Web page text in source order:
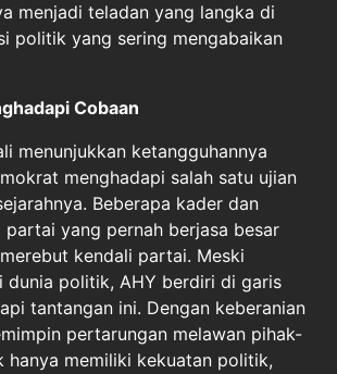
menjadi teladan yang langka di
politik yang sering mengabaikan
Cobaan
menunjukkan ketangguhannya
menghadapi salah satu ujian
Beberapa kader dan
yang pernah berjasa besar
kendali partai. Meski
dunia politik, AHY berdiri di garis
tantangan ini. Dengan keberanian
pertarungan melawan pihak-
hanya memiliki kekuatan politik,